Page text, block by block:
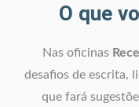
O que
Nas oficinas
desafios de escrita,
que fará